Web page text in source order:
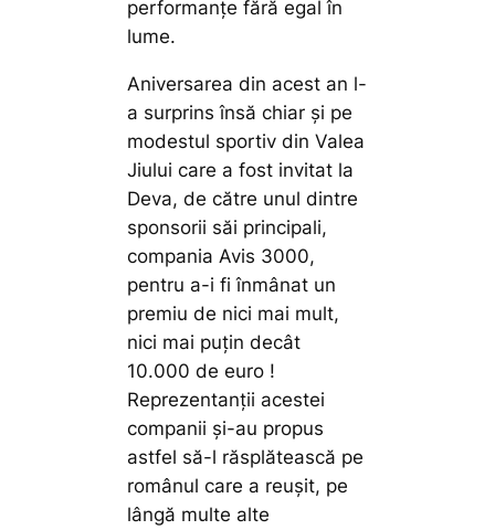
performanțe fără egal în
lume.
Aniversarea din acest an l-
a surprins însă chiar și pe
modestul sportiv din Valea
Jiului care a fost invitat la
Deva, de către unul dintre
sponsorii săi principali,
compania Avis 3000,
pentru a-i fi înmânat un
premiu de nici mai mult,
nici mai puțin decât
10.000 de euro !
Reprezentanții acestei
companii și-au propus
astfel să-l răsplătească pe
românul care a reușit, pe
lângă multe alte